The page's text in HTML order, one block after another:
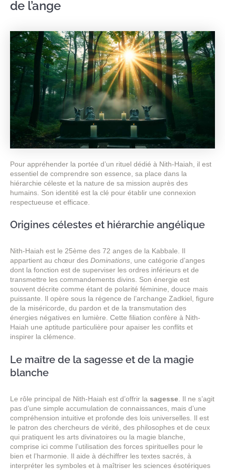
de l’ange
Pour appréhender la portée d’un rituel dédié à Nith-Haiah, il est
essentiel de comprendre son essence, sa place dans la
hiérarchie céleste et la nature de sa mission auprès des
humains. Son identité est la clé pour établir une connexion
respectueuse et efficace.
Origines célestes et hiérarchie angélique
Nith-Haiah est le 25ème des 72 anges de la Kabbale. Il
appartient au chœur des Dominations, une catégorie d’anges
dont la fonction est de superviser les ordres inférieurs et de
transmettre les commandements divins. Son énergie est
souvent décrite comme étant de polarité féminine, douce mais
puissante. Il opère sous la régence de l’archange Zadkiel, figure
de la miséricorde, du pardon et de la transmutation des
énergies négatives en lumière. Cette filiation confère à Nith-
Haiah une aptitude particulière pour apaiser les conflits et
inspirer la clémence.
Le maître de la sagesse et de la magie
blanche
Le rôle principal de Nith-Haiah est d’offrir la sagesse . Il ne s’agit
pas d’une simple accumulation de connaissances, mais d’une
compréhension intuitive et profonde des lois universelles. Il est
le patron des chercheurs de vérité, des philosophes et de ceux
qui pratiquent les arts divinatoires ou la magie blanche,
comprise ici comme l’utilisation des forces spirituelles pour le
bien et l’harmonie. Il aide à déchiffrer les textes sacrés, à
interpréter les symboles et à maîtriser les sciences ésotériques